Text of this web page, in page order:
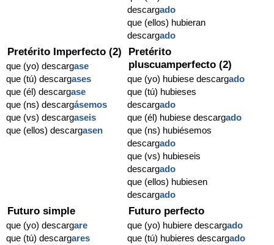
descargado
que (ellos) hubieran
descargado
Pretérito Imperfecto (2)
que (yo) descargase
que (tú) descargases
que (él) descargase
que (ns) descargásemos
que (vs) descargaseis
que (ellos) descargasen
Pretérito
pluscuamperfecto (2)
que (yo) hubiese descargado
que (tú) hubieses
descargado
que (él) hubiese descargado
que (ns) hubiésemos
descargado
que (vs) hubieseis
descargado
que (ellos) hubiesen
descargado
Futuro simple
que (yo) descargare
que (tú) descargares
Futuro perfecto
que (yo) hubiere descargado
que (tú) hubieres descargado